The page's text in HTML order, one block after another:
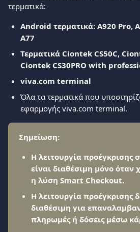
τερματικά:
Android τερματικά: Α920 Pro,
A77
Τερματικά Ciontek CS50C,
Ciontek CS30PRO with
viva.com terminal
Όλα τα τερματικά που
εφαρμογής viva.com terminal.
Σημείωση:
Η λειτουργία προέγκρισης
είναι διαθέσιμη μόνο όταν
η λύση Smart Checkout.
Η λειτουργία προέγκρισης
διαθέσιμη για
πληρωμές ή δόσεις μέσω